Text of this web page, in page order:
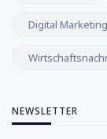
Digital Marketing
NEWSLETTER